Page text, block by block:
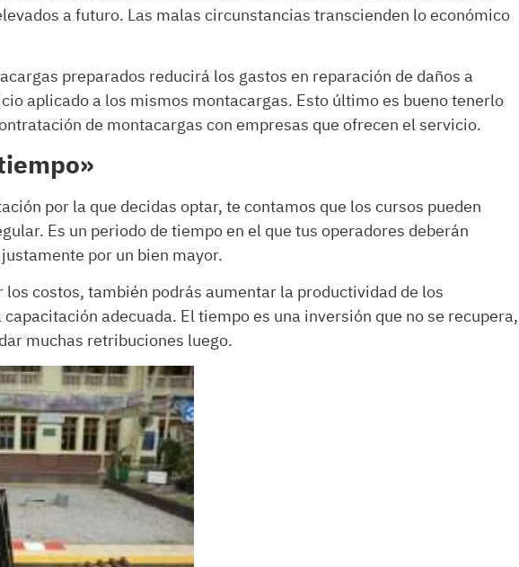
a futuro. Las malas circunstancias transcienden lo económico
preparados reducirá los gastos en reparación de daños a
aplicado a los mismos montacargas. Esto último es bueno tenerlo
de montacargas con empresas que ofrecen el servicio.
por la que decidas optar, te contamos que los cursos pueden
Es un periodo de tiempo en el que tus operadores deberán
por un bien mayor.
costos, también podrás aumentar la productividad de los
adecuada. El tiempo es una inversión que no se recupera,
muchas retribuciones luego.